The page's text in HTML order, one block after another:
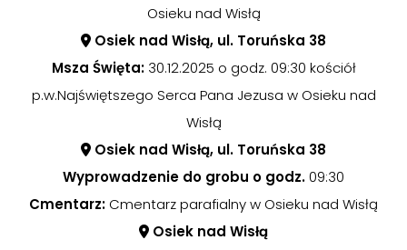
Osieku nad Wisłą
Osiek nad Wisłą, ul. Toruńska 38
Msza Święta:30.12.2025 o godz. 09:30 kościół
p.w.Najświętszego Serca Pana Jezusa w Osieku nad
Wisłą
Osiek nad Wisłą, ul. Toruńska 38
Wyprowadzenie do grobu o godz.09:30
Cmentarz: Cmentarz parafialny w Osieku nad Wisłą
Osiek nad Wisłą